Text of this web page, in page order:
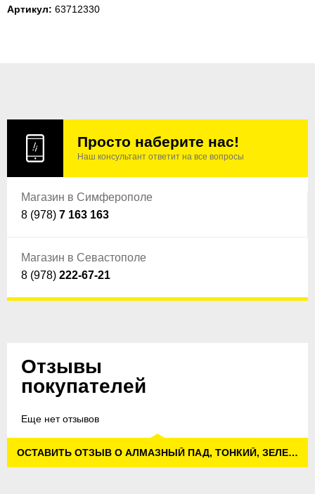
Артикул: 63712330
Просто наберите нас!
Наш консультант ответит на все вопросы
Магазин в Симферополе
8 (978) 7 163 163
Магазин в Севастополе
8 (978) 222-67-21
Отзывы
покупателей
Еще нет отзывов
ОСТАВИТЬ ОТЗЫВ О АЛМАЗНЫЙ ПАД, ТОНКИЙ, ЗЕЛЕНЫЙ, 280 MM